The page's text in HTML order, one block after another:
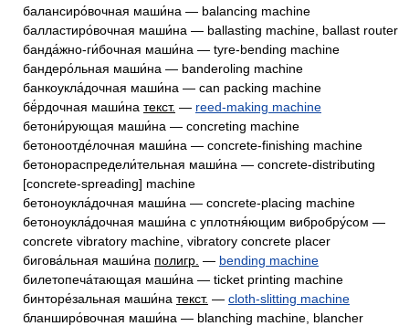
балансиро́вочная маши́на — balancing machine
балластиро́вочная маши́на — ballasting machine, ballast router
банда́жно-ги́бочная маши́на — tyre-bending machine
бандеро́льная маши́на — banderoling machine
банкоукла́дочная маши́на — can packing machine
бё́рдочная маши́на текст. — reed-making machine
бетони́рующая маши́на — concreting machine
бетоноотде́лочная маши́на — concrete-finishing machine
бетонораспредели́тельная маши́на — concrete-distributing
[concrete-spreading] machine
бетоноукла́дочная маши́на — concrete-placing machine
бетоноукла́дочная маши́на с уплотня́ющим вибробру́сом —
concrete vibratory machine, vibratory concrete placer
бигова́льная маши́на полигр. — bending machine
билетопеча́тающая маши́на — ticket printing machine
бинторе́зальная маши́на текст. — cloth-slitting machine
бланширо́вочная маши́на — blanching machine, blancher